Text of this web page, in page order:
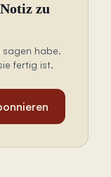
zu
sagen habe.
fertig ist.